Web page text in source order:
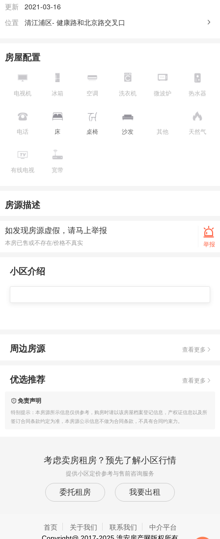
更新 2021-03-16
位置
清江浦区- 健康路和北京路交叉口
房屋配置
电视机 冰箱 空调 洗衣机 微波炉 热水器
电话 床 桌椅 沙发 其他 天然气
有线电视 宽带
房源描述
举报
如发现房源虚假，请马上举报
本房已售或不存在/价格不真实
小区介绍
周边房源 查看更多
优选推荐 查看更多
免责声明
特别提示：本房源所示信息仅供参考，购房时请以该房屋档案登记信息，产权证信息以及所
签订合同条款约定为准，本房源公示信息不做为合同条款，不具有合同约束力。
考虑卖房租房？预先了解小区行情
提供小区定价参考与售前咨询服务
委托租房 我要出租
首页 关于我们 联系我们 中介平台